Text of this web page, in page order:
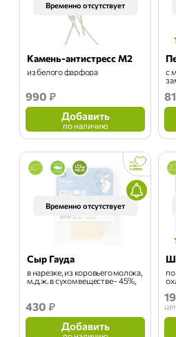
Временно отсутствует
Камень-антистресс М2
из белого фарфора
990 ₽
Добавить
по наличию
с
Временно отсутствует
Сыр Гауда
в нарезке, из коровьего молока,
м.д.ж. в сухом веществе - 45%,
430 ₽
Добавить